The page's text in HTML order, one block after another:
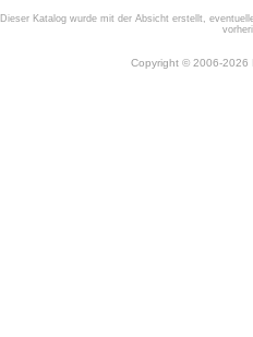
Dieser Katalog wurde mit der Absicht erstellt,
Copyright © 2006-2026